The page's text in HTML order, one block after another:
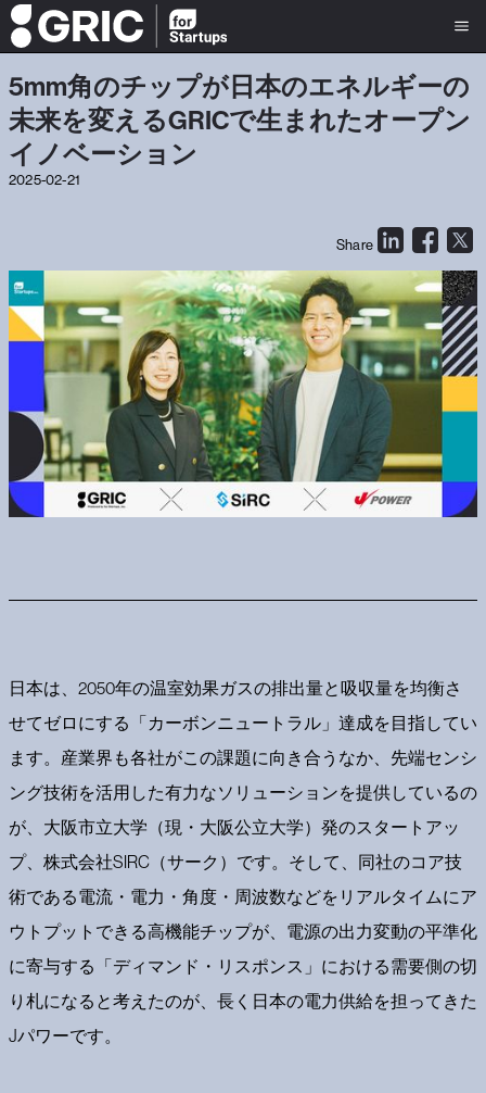
5mm角のチップが日本のエネルギーの
未来を変えるGRICで生まれたオープン
イノベーション
2025-02-21
Share
日本は、2050年の温室効果ガスの排出量と吸収量を均衡さ
せてゼロにする「カーボンニュートラル」達成を目指してい
ます。産業界も各社がこの課題に向き合うなか、先端センシ
ング技術を活用した有力なソリューションを提供しているの
が、大阪市立大学（現・大阪公立大学）発のスタートアッ
プ、株式会社SIRC（サーク）です。そして、同社のコア技
術である電流・電力・角度・周波数などをリアルタイムにア
ウトプットできる高機能チップが、電源の出力変動の平準化
に寄与する「ディマンド・リスポンス」における需要側の切
り札になると考えたのが、長く日本の電力供給を担ってきた
Jパワーです。